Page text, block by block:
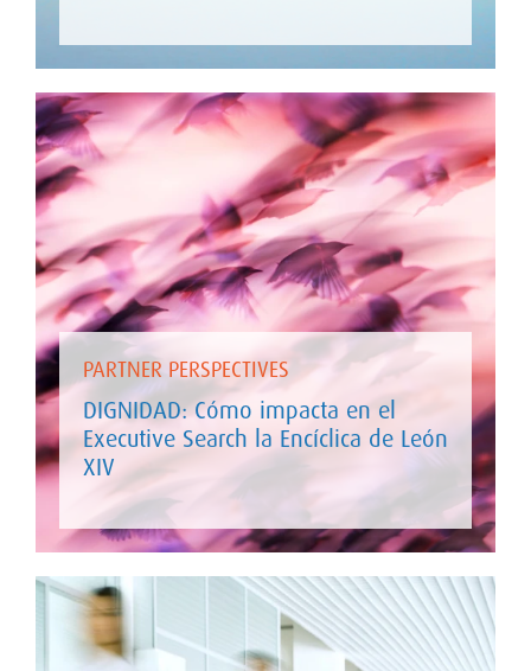
PARTNER PERSPECTIVES
DIGNIDAD: Cómo impacta en el
Executive Search la Encíclica de León
XIV